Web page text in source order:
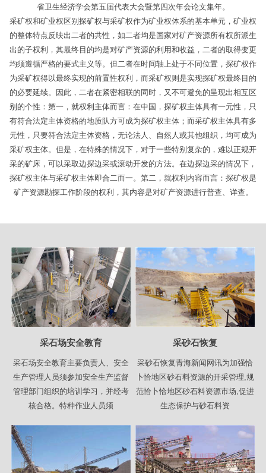
省卫生经济学会第五届代表大会暨第四次年会论文集年。
采矿权和矿业权区别探矿权与采矿权作为矿业权体系的基本单元，矿业权
的整体特点反映出二者的共性，如二者均是国家对矿产资源所有权所派生
出的子权利，其最终目的均是对矿产资源的利用和收益，二者的取得变更
均须遵循严格的要式主义等。但二者在时间轴上处于不同位置，探矿权作
为采矿权得以最终实现的前置性权利，而采矿权则是实现探矿权最终目的
的必要延续。因此，二者在紧密相联的同时，又不可避免的呈现出相互区
别的个性：第一，就权利主体而言：在中国，探矿权主体具有一元性，只
有符合法定主体资格的地质队方可成为探矿权主体；而采矿权主体具有多
元性，只要符合法定主体资格，无论法人、自然人或其他组织，均可成为
采矿权主体。但是，在特殊的情况下，对于一些特别复杂的，难以正规开
采的矿床，可以采取边探边采或滚动开发的方法。在边探边采的情况下，
探矿权主体与采矿权主体即合二而一。第二，就权利内容而言：探矿权是
矿产资源勘探工作阶段的权利，其内容是对矿产资源进行普查、详查。
采石场安全教育
采石场安全教育主要负责人、安全
生产管理人员须参加安全生产监督
管理部门组织的培训学习，并经考
核合格。特种作业人员须
采砂石恢复
采砂石恢复青海新闻网讯为加强恰
卜恰地区砂石料资源的开采管理,规
范恰卜恰地区砂石料资源市场,促进
生态保护与砂石料资